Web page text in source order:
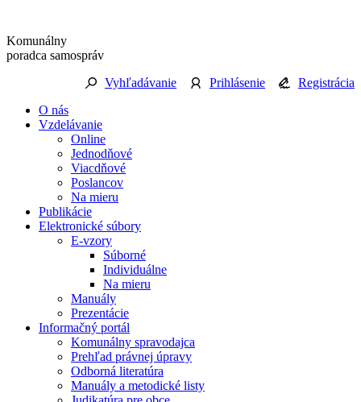
obsah
Komunálny
poradca samospráv
Vyhľadávanie
Prihlásenie
Registrácia
O nás
Vzdelávanie
Online
Jednodňové
Viacdňové
Poslancov
Na mieru
Publikácie
Elektronické súbory
E-vzory
Súborné
Individuálne
Na mieru
Manuály
Prezentácie
Informačný portál
Komunálny spravodajca
Prehľad právnej úpravy
Odborná literatúra
Manuály a metodické listy